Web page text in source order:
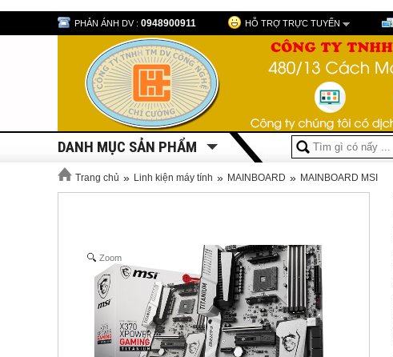
PHẢN ÁNH DV : 0948900911 HỖ TRỢ TRỰC TUYẾN
DANH MỤC SẢN PHẨM
Trang chủ » Linh kiện máy tính » MAINBOARD » MAINBOARD MSI
Zoom